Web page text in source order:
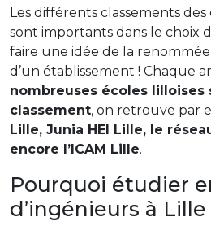
Les différents classements des
sont importants dans le choix
faire une idée de la
d’un établissement ! Chaque
nombreuses écoles lilloises
classement, on retrouve par
Lille, Junia HEI Lille, le
encore l’ICAM Lille.
Pourquoi étudier
d’ingénieurs à Lille